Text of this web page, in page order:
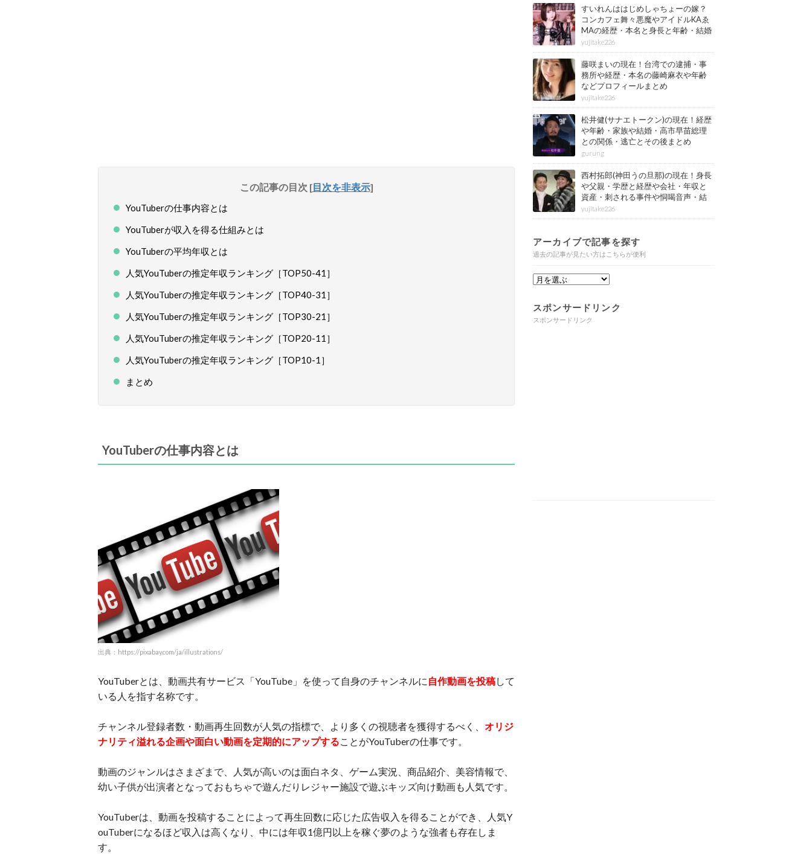
この記事の目次 [目次を非表示]
YouTuberの仕事内容とは
YouTuberが収入を得る仕組みとは
YouTuberの平均年収とは
人気YouTuberの推定年収ランキング［TOP50-41］
人気YouTuberの推定年収ランキング［TOP40-31］
人気YouTuberの推定年収ランキング［TOP30-21］
人気YouTuberの推定年収ランキング［TOP20-11］
人気YouTuberの推定年収ランキング［TOP10-1］
まとめ
YouTuberの仕事内容とは
出典：https://pixabay.com/ja/illustrations/
YouTuberとは、動画共有サービス「YouTube」を使って自身のチャンネルに 自作動画を投稿して
いる人を指す名称です。
チャンネル登録者数・動画再生回数が人気の指標で、より多くの視聴者を獲得するべく、 オリジ
ナリティ溢れる企画や面白い動画を定期的にアップすることがYouTuberの仕事です。
動画のジャンルはさまざまで、人気が高いのは面白ネタ、ゲーム実況、商品紹介、美容情報で、
幼い子供が出演者となっておもちゃで遊んだりレジャー施設で遊ぶキッズ向け動画も人気です。
YouTuberは、動画を投稿することによって再生回数に応じた広告収入を得ることができ、人気Y
ouTuberになるほど収入は高くなり、中には年収1億円以上を稼ぐ夢のような強者も存在しま
す。
すいれんははじめしゃちょーの嫁？
コンカフェ舞々悪魔やアイドルKAゑ
MAの経歴・本名と身長と年齢・結婚
情報もまとめ
yujitake226
藤咲まいの現在！台湾での逮捕・事
務所や経歴・本名の藤崎麻衣や年齢
などプロフィールまとめ
yujitake226
松井健(サナエトークン)の現在！経歴
や年齢・家族や結婚・高市早苗総理
との関係・逃亡とその後まとめ
gurung
西村拓郎(神田うの旦那)の現在！身長
や父親・学歴と経歴や会社・年収と
資産・刺される事件や恫喝音声・結
婚と子供や自宅・脳梗塞の病気もま
とめ
yujitake226
アーカイブで記事を探す
過去の記事が見たい方はこちらが便利
スポンサードリンク
スポンサードリンク